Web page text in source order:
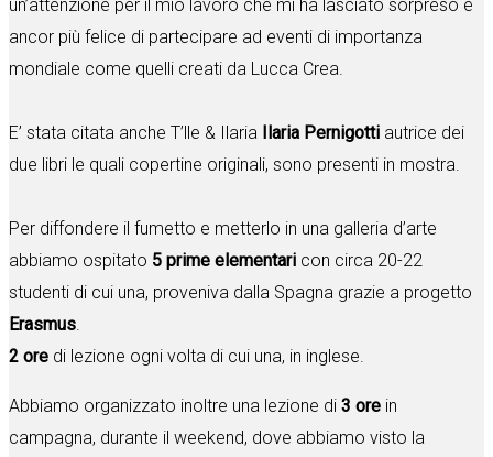
un’attenzione per il mio lavoro che mi ha lasciato sorpreso e
ancor più felice di partecipare ad eventi di importanza
mondiale come quelli creati da Lucca Crea.
E’ stata citata anche T’lle & Ilaria Ilaria Pernigotti autrice dei
due libri le quali copertine originali, sono presenti in mostra.
Per diffondere il fumetto e metterlo in una galleria d’arte
abbiamo ospitato 5 prime elementari con circa 20-22
studenti di cui una, proveniva dalla Spagna grazie a progetto
Erasmus.
2 ore di lezione ogni volta di cui una, in inglese.
Abbiamo organizzato inoltre una lezione di 3 ore in
campagna, durante il weekend, dove abbiamo visto la